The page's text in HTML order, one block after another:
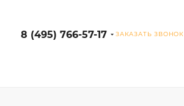
8 (495) 766-57-17 ЗАКАЗАТЬ ЗВОНОК